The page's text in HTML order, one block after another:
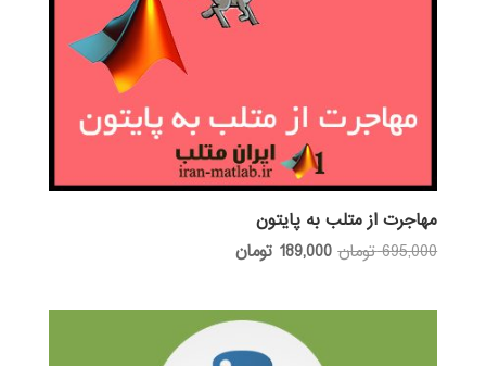
مهاجرت از متلب به پایتون
695,000 تومان قیمت
189,000 تومانقیمت